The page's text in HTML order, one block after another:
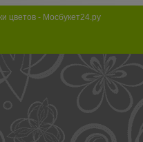
цветов - Мосбукет24.ру